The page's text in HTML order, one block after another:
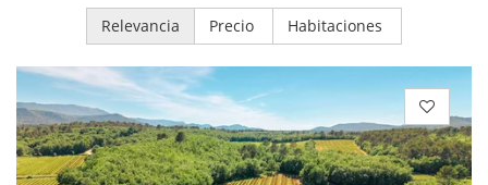
Relevancia Precio Habitaciones